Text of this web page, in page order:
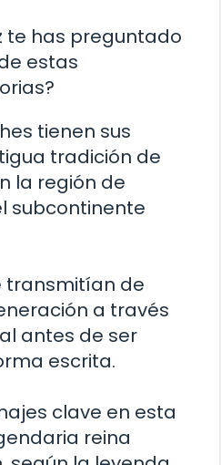
te has preguntado
estas
tienen sus
tradición de
la región de
subcontinente
transmitían de
a través
antes de ser
escrita.
clave en esta
reina